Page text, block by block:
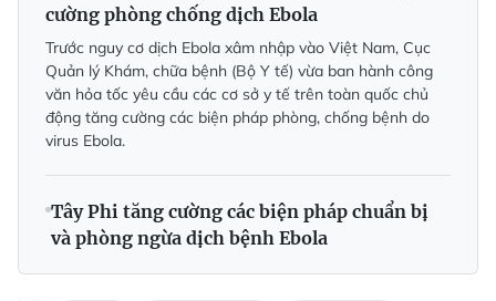
cường phòng chống dịch Ebola
Trước nguy cơ dịch Ebola xâm nhập vào Việt Nam, Cục
Quản lý Khám, chữa bệnh (Bộ Y tế) vừa ban hành công
văn hỏa tốc yêu cầu các cơ sở y tế trên toàn quốc chủ
động tăng cường các biện pháp phòng, chống bệnh do
virus Ebola.
Tây Phi tăng cường các biện pháp chuẩn bị
và phòng ngừa dịch bệnh Ebola